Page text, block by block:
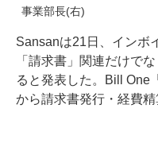
事業部長(右)
Sansanは21日、インボ
「請求書」関連だけで
ると発表した。Bill One
から請求書発行・経費精